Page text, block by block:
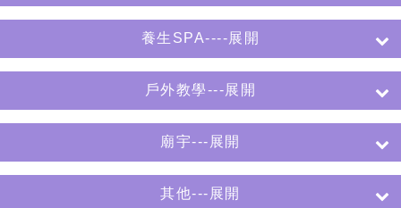
養生SPA----展開
戶外教學---展開
廟宇---展開
其他---展開